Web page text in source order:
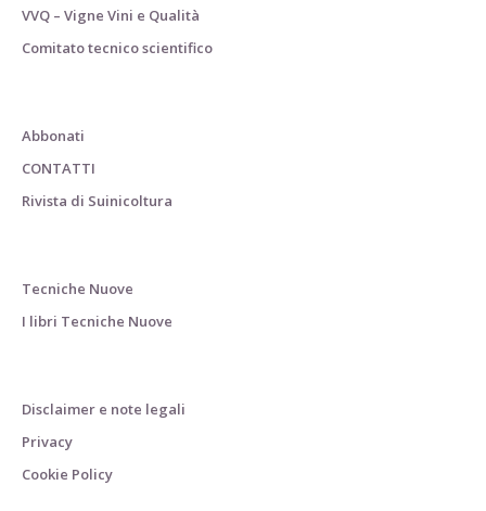
VVQ – Vigne Vini e Qualità
Comitato tecnico scientifico
Abbonati
CONTATTI
Rivista di Suinicoltura
Tecniche Nuove
I libri Tecniche Nuove
Disclaimer e note legali
Privacy
Cookie Policy